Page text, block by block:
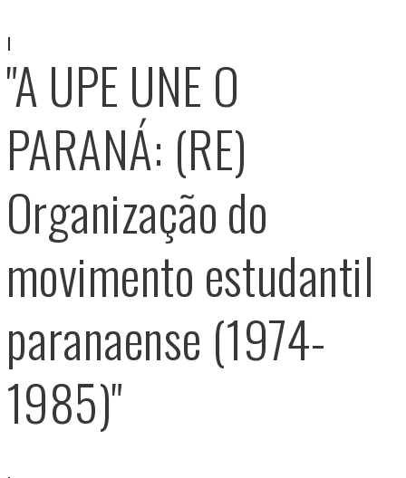
"A UPE UNE O
PARANÁ: (RE)
Organização do
movimento estudantil
paranaense (1974-
1985)"